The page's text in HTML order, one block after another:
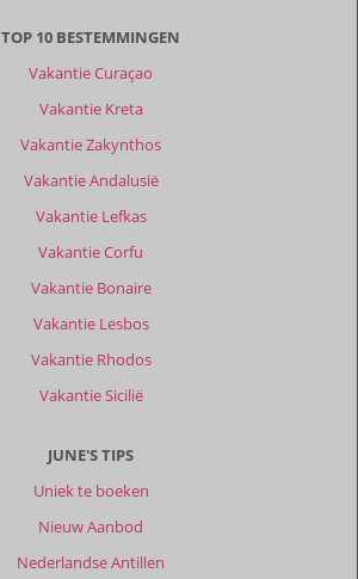
TOP 10 BESTEMMINGEN
Vakantie Curaçao
Vakantie Kreta
Vakantie Zakynthos
Vakantie Andalusië
Vakantie Lefkas
Vakantie Corfu
Vakantie Bonaire
Vakantie Lesbos
Vakantie Rhodos
Vakantie Sicilië
JUNE'S TIPS
Uniek te boeken
Nieuw Aanbod
Nederlandse Antillen